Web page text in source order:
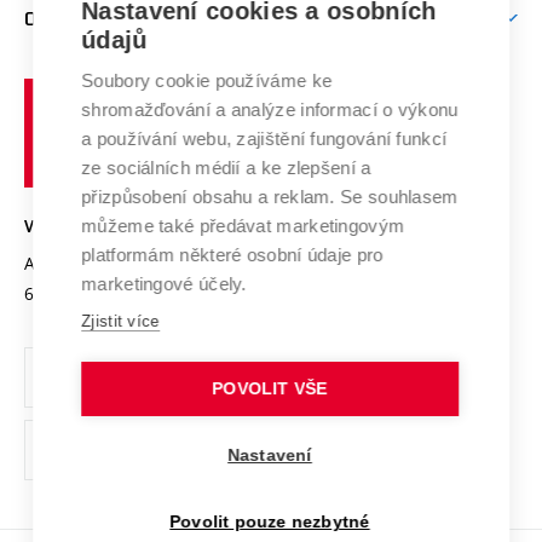
E-přihláška
Doktorské studium
Podpora podnikání
Mezinárodní vědecká rada
Systém zajišťování kvality výzkumu
Výzkumné infrastruktury
Transfer znalostí
Open Science
Projekty
Projekty ze strukturálních fondů
Specifický výzkum
Zahraniční spolupráce
Spolupráce se školami
Služby univerzity
Mezinárodní dohody
Univerzitní sítě
O UNIVERZITĚ
Profil univerzity
Udržitelná univerzita
Podnikavá univerzita / ContriBUTe
Bezpečná univerzita
Vyznamenání
Organizační struktura
Ochrana osobních údajů
odkaz)
učení
technické
Brně
VYSOKÉ UČENÍ TECHNICKÉ V BRNĚ
Antonínská 548/1
602 00 Brno
www.vut.cz
vut@vutbr.cz
Nastavení cookies a osobních
údajů
Soubory cookie používáme ke
shromažďování a analýze informací o výkonu
a používání webu, zajištění fungování funkcí
ze sociálních médií a ke zlepšení a
přizpůsobení obsahu a reklam. Se souhlasem
můžeme také předávat marketingovým
platformám některé osobní údaje pro
marketingové účely.
Zjistit více
POVOLIT VŠE
Nastavení
Povolit pouze nezbytné